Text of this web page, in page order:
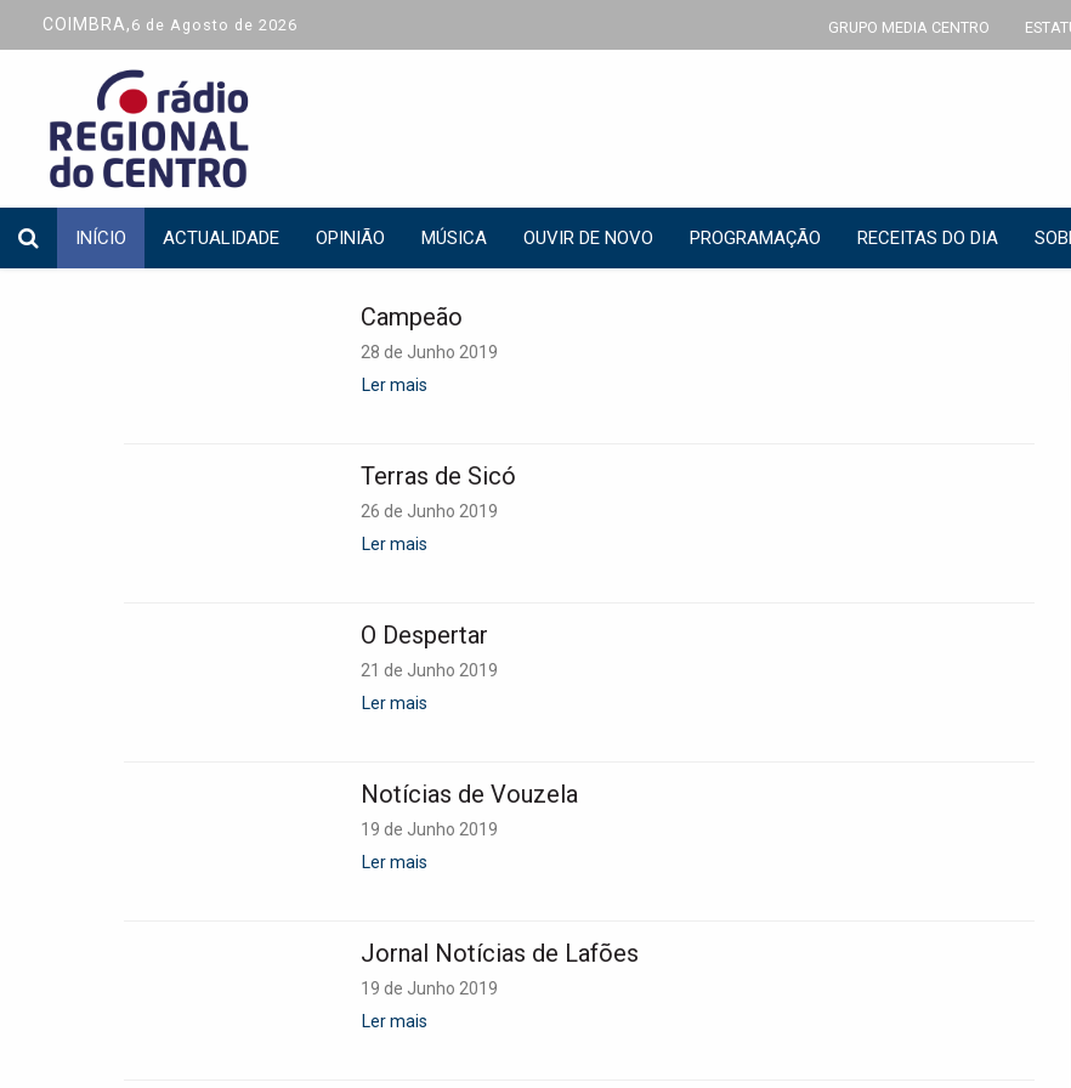
COIMBRA, 6 de Agosto de 2026 GRUPO MEDIA CENTRO
INÍCIO ACTUALIDADE OPINIÃO MÚSICA OUVIR DE NOVO PROGRAMAÇÃO RECEITAS DO DIA
Campeão
28 de Junho 2019
Ler mais
Terras de Sicó
26 de Junho 2019
Ler mais
O Despertar
21 de Junho 2019
Ler mais
Notícias de Vouzela
19 de Junho 2019
Ler mais
Jornal Notícias de Lafões
19 de Junho 2019
Ler mais